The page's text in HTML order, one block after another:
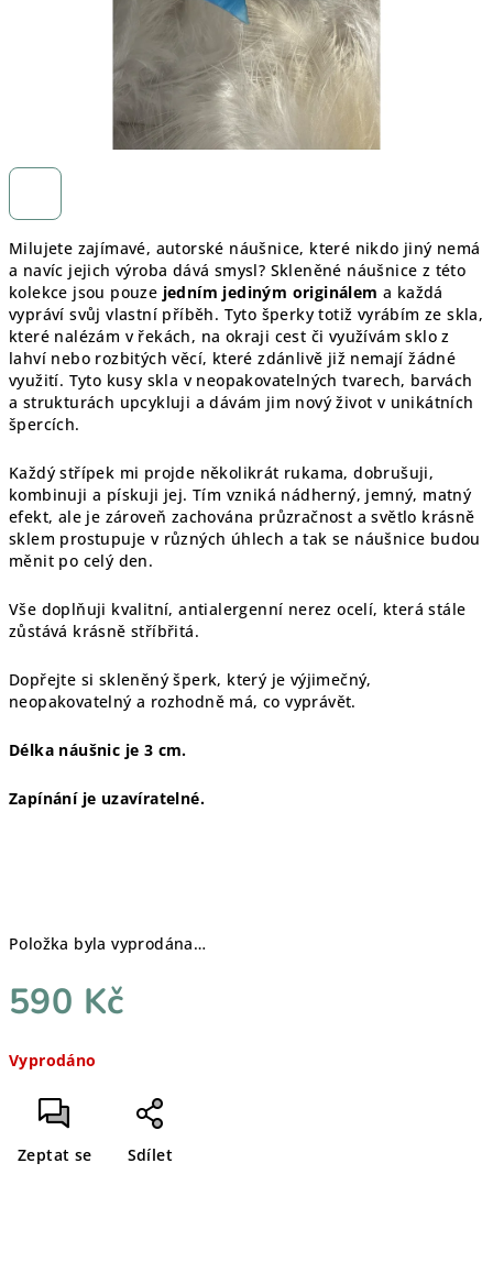
Milujete zajímavé, autorské náušnice, které nikdo jiný nemá
a navíc jejich výroba dává smysl? Skleněné náušnice z této
kolekce jsou pouze jedním jediným originálem a každá
vypráví svůj vlastní příběh. Tyto šperky totiž vyrábím ze skla,
které nalézám v řekách, na okraji cest či využívám sklo z
lahví nebo rozbitých věcí, které zdánlivě již nemají žádné
využití. Tyto kusy skla v neopakovatelných tvarech, barvách
a strukturách upcykluji a dávám jim nový život v unikátních
špercích.
Každý střípek mi projde několikrát rukama, dobrušuji,
kombinuji a pískuji jej. Tím vzniká nádherný, jemný, matný
efekt, ale je zároveň zachována průzračnost a světlo krásně
sklem prostupuje v různých úhlech a tak se náušnice budou
měnit po celý den.
Vše doplňuji kvalitní, antialergenní nerez ocelí, která stále
zůstává krásně stříbřitá.
Dopřejte si skleněný šperk, který je výjimečný,
neopakovatelný a rozhodně má, co vyprávět.
Délka náušnic je 3 cm.
Zapínání je uzavíratelné.
Položka byla vyprodána…
590 Kč
cena:
Vyprodáno
Zeptat se Sdílet